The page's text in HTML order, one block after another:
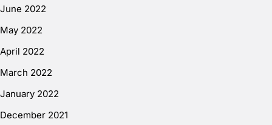
June 2022
May 2022
April 2022
March 2022
January 2022
December 2021